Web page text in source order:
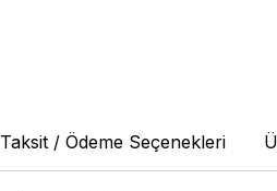
Taksit / Ödeme Seçenekleri